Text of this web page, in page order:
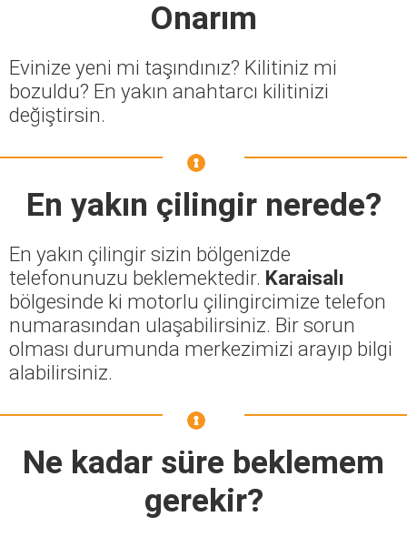
Onarım
Evinize yeni mi taşındınız? Kilitiniz mi
bozuldu? En yakın anahtarcı kilitinizi
değiştirsin.
En yakın çilingir nerede?
En yakın çilingir sizin bölgenizde
telefonunuzu beklemektedir. Karaisalı
bölgesinde ki motorlu çilingircimize telefon
numarasından ulaşabilirsiniz. Bir sorun
olması durumunda merkezimizi arayıp bilgi
alabilirsiniz.
Ne kadar süre beklemem
gerekir?